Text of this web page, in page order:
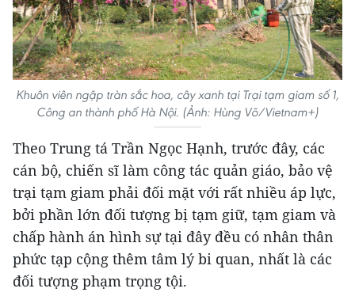
Khuôn viên ngập tràn sắc hoa, cây xanh tại Trại tạm giam số 1,
Công an thành phố Hà Nội. (Ảnh: Hùng Võ/Vietnam+)
Theo Trung tá Trần Ngọc Hạnh, trước đây, các
cán bộ, chiến sĩ làm công tác quản giáo, bảo vệ
trại tạm giam phải đối mặt với rất nhiều áp lực,
bởi phần lớn đối tượng bị tạm giữ, tạm giam và
chấp hành án hình sự tại đây đều có nhân thân
phức tạp cộng thêm tâm lý bi quan, nhất là các
đối tượng phạm trọng tội.